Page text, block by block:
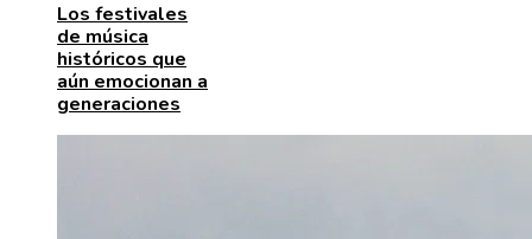
Los festivales
de música
históricos que
aún emocionan a
generaciones